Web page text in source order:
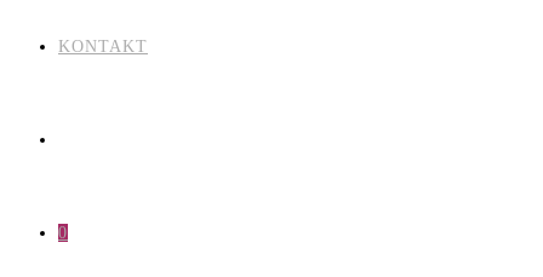
KONTAKT
0